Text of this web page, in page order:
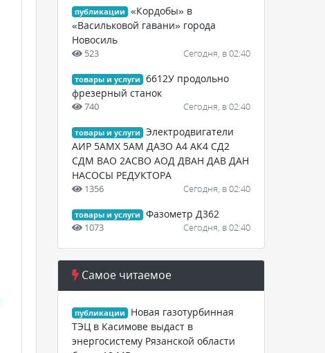
публикации
«Кордобы» в
«Васильковой гавани» города
Новосиль
523 Сегодня, в 02:40
товары и услуги
6612У продольно
фрезерный станок
740 Сегодня, в 02:40
товары и услуги
Электродвигатели
АИР 5АМХ 5АМ ДАЗО А4 АК4 СД2
СДМ ВАО 2АСВО АОД ДВАН ДАВ ДАН
НАСОСЫ РЕДУКТОРА
1356 Сегодня, в 02:40
товары и услуги Фазометр Д362
1073 Сегодня, в 02:40
Самое читаемое
публикации
Новая газотурбинная
ТЭЦ в Касимове выдаст в
энергосистему Рязанской области